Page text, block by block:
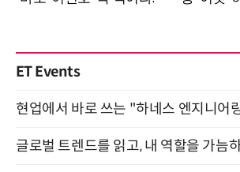
ET Events